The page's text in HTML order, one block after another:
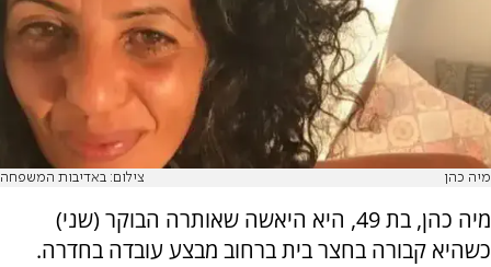
מיה כהן צילום: באדיבות המשפחה
מיה כהן, בת 49, היא היאשה שאותרה הבוקר (שני)
כשהיא קבורה בחצר בית ברחוב מבצע עובדה בחדרה.